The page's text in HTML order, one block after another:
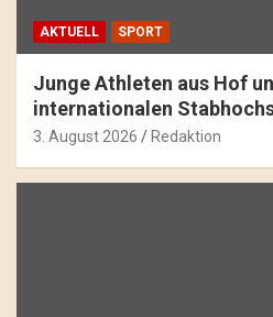
AKTUELL SPORT
Junge Athleten aus Hof
internationalen
3. August 2026 Redaktion